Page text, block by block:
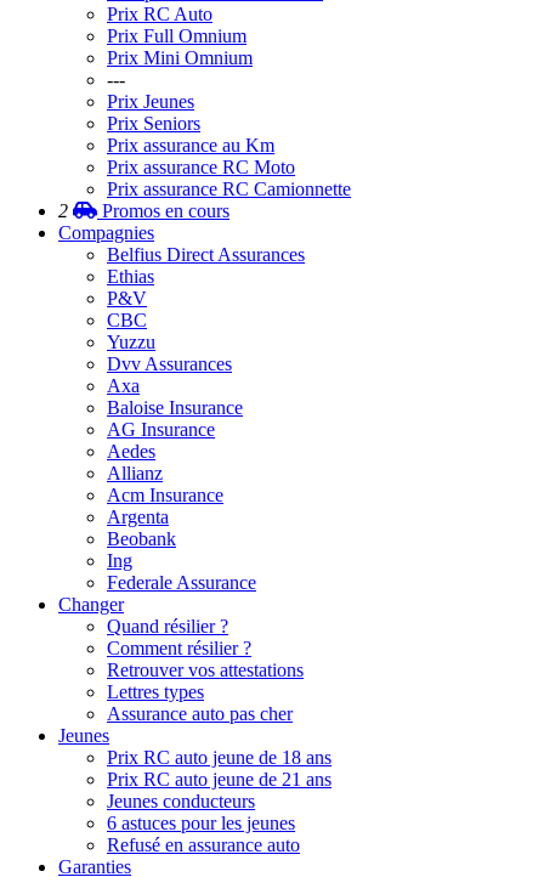
Prix RC Auto
Prix Full Omnium
Prix Mini Omnium
---
Prix Jeunes
Prix Seniors
Prix assurance au Km
Prix assurance RC Moto
Prix assurance RC Camionnette
2
Promos en cours
Compagnies
Belfius Direct Assurances
Ethias
P&V
CBC
Yuzzu
Dvv Assurances
Axa
Baloise Insurance
AG Insurance
Aedes
Allianz
Acm Insurance
Argenta
Beobank
Ing
Federale Assurance
Changer
Quand résilier ?
Comment résilier ?
Retrouver vos attestations
Lettres types
Assurance auto pas cher
Jeunes
Prix RC auto jeune de 18 ans
Prix RC auto jeune de 21 ans
Jeunes conducteurs
6 astuces pour les jeunes
Refusé en assurance auto
Garanties